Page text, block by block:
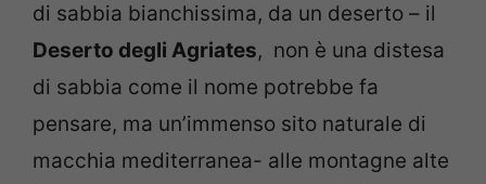
di sabbia bianchissima, da un deserto – il
Deserto degli Agriates, non è una distesa
di sabbia come il nome potrebbe fa
pensare, ma un’immenso sito naturale di
macchia mediterranea- alle montagne alte